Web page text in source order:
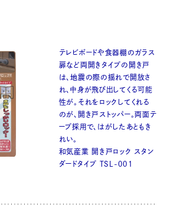
テレビボードや食器棚のガラス
扉など両開きタイプの開き戸
は、地震の際の揺れで開放さ
れ、中身が飛び出してくる可能
性が。それをロックしてくれる
のが、開き戸ストッパー。両面テ
ープ採用で、はがしたあともき
れい。
和気産業 開き戸ロック スタン
ダードタイプ TSL-001